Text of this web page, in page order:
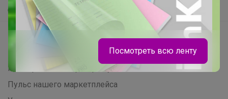
Самое быстрое
Начать зарабатывать с 24-ok
Picabox.ru - Лучшее место для ваших изображений
Розыгрыш - Генератор случайных чисел
Пульс нашего маркетплейса
Посмотреть всю ленту